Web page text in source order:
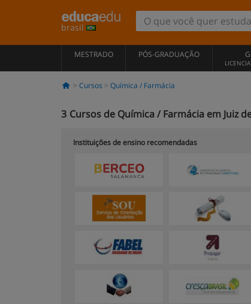
brasil
MESTRADO PÓS-GRADUAÇÃO
Cursos Química / Farmácia
3 Cursos de Química / Farmácia em Juiz
Instituições de ensino recomendadas